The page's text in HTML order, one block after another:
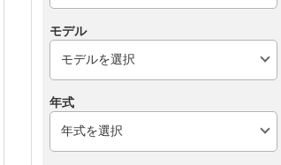
モデル
年式